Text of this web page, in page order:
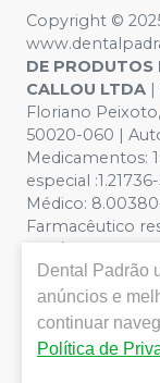
Copyright ©
DE PRODUTOS
CALLOU LTDA |
Floriano
50020-060 |
Medicamentos:
especial
Médico:
Farmacêutico
CRF/PE nº
Fotos
da loja virtual
divergência de
Carrinho de
isso nos
Dental Padrão
anúncios e
continuar
Política de